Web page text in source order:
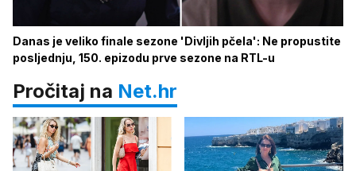
Danas je veliko finale sezone 'Divljih pčela': Ne propustite
posljednju, 150. epizodu prve sezone na RTL-u
Pročitaj na Net.hr